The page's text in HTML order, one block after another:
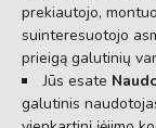
prekiautojo,
suinteresuotojo
prieigą galutinių
Jūs esate
galutinis